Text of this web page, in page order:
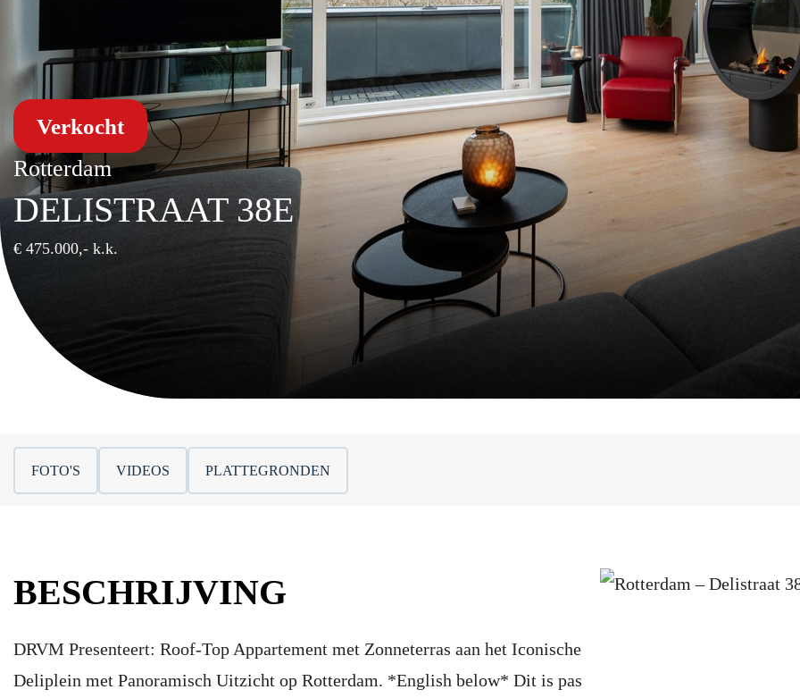
Verkocht
Rotterdam
DELISTRAAT 38E
€ 475.000,- k.k.
FOTO'S VIDEOS PLATTEGRONDEN
BESCHRIJVING
DRVM Presenteert: Roof-Top Appartement met Zonneterras aan het Iconische
Deliplein met Panoramisch Uitzicht op Rotterdam. *English below* Dit is pas